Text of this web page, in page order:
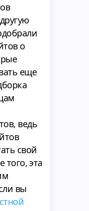
о
еще
ведь
свой
того, эта
вы